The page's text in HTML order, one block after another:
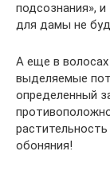
подсознания»,
для дамы не
А еще в
выделяемые
определенный
обоняния!